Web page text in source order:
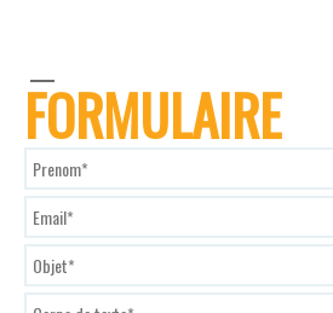
FORMULAIRE